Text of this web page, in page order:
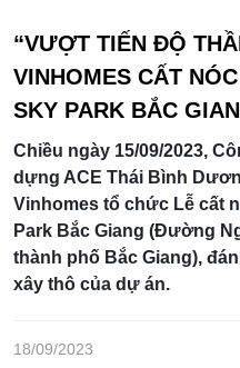
“VƯỢT TIẾN ĐỘ
VINHOMES CẤT
SKY PARK BẮC
Chiều ngày 15/09/2023,
dựng ACE Thái Bình
Vinhomes tổ chức Lễ cất
Park Bắc Giang (Đường
thành phố Bắc Giang),
xây thô của dự án.
18/09/2023